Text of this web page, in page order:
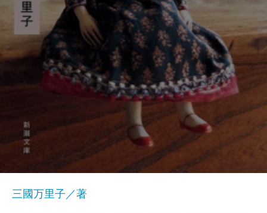
三國万里子／著